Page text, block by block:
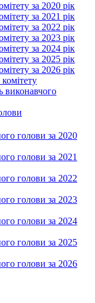
за 2020 рік
за 2021 рік
за 2022 рік
за 2023 рік
за 2024 рік
за 2025 рік
за 2026 рік
виконавчого
голови за 2020
голови за 2021
голови за 2022
голови за 2023
голови за 2024
голови за 2025
голови за 2026